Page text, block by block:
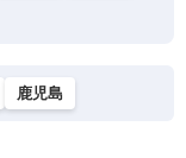
鹿児島